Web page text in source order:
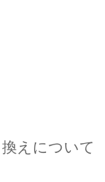
えについて